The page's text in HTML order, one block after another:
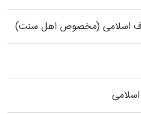
اسلامی (مخصوص اهل سنت)